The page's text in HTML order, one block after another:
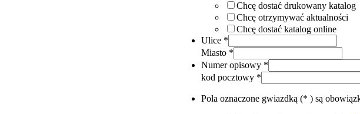
Chcę dostać drukowany katalog
Chcę otrzymywać aktualności
Chcę dostać katalog online
Ulice *
Miasto *
Numer opisowy *
kod pocztowy *
Pola oznaczone gwiazdką (* ) są